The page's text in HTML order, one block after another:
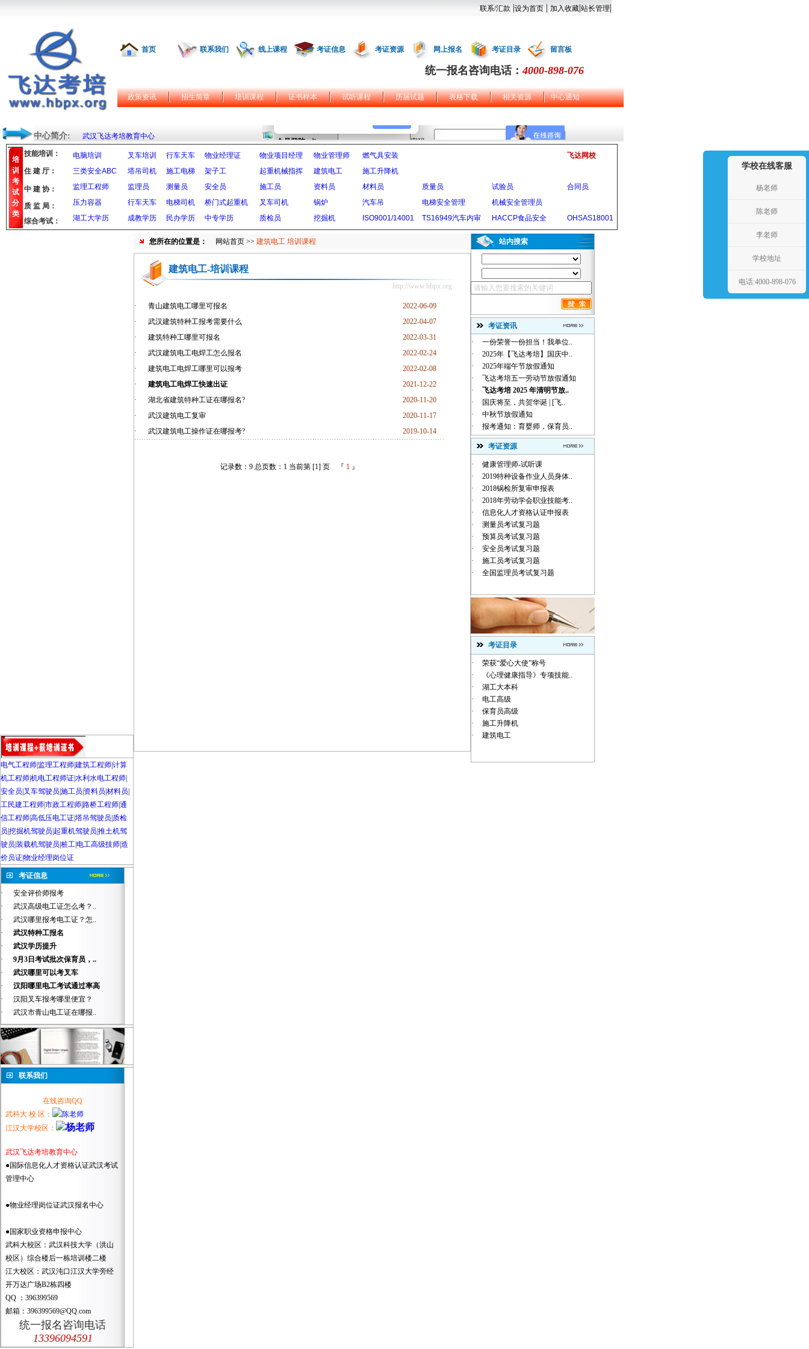
联系/汇款 |设为首页 | 加入收藏|站长管理|
首页 联系我们 线上课程 考证信息 考证资源 网上报名 考证目录 留言板
统一报名咨询电话：4000-898-076
政策资讯 招生简章 培训课程 证书样本 试听课程 历届试题 表格下载 相关资源 中心通知
中心简介: 武汉飞达考培教育中心
培
训
考
试
分
类
技能培训： 电脑培训 叉车培训 行车天车 物业经理证 物业项目经理 物业管理师 燃气具安装
飞达网校
三类安全ABC
塔吊司机 施工电梯 架子工 起重机械指挥 建筑电工
施工升降机
监理工程师
监理员 测量员 安全员 施工员 资料员 材料员 质量员 试验员
合同员
压力容器
行车天车 电梯司机 桥门式起重机 叉车司机 锅炉 汽车吊 电梯安全管理
机械安全管理员
湖工大学历
成教学历 民办学历 中专学历 质检员 挖掘机 ISO9001/14001 TS16949汽车内审 HACCP食品安全 OHSAS18001
住 建 厅：
中 建 协：
质 监 局：
综合考试：
电气工程师 监理工程师建筑工程师计算
机工程师机电工程师证水利水电工程师
安全员 叉车驾驶员 施工员 资料员 材料员
工民建工程师市政工程师路桥工程师通
信工程师高低压电工证塔吊驾驶员 质检
员 挖掘机驾驶员|起重机驾驶员 推土机驾
驶员 装载机驾驶员 桩工电工高级技师造
价员证物业经理岗位证
考证信息
·
安全评价师报考
·
武汉高级电工证怎么考？..
·
武汉哪里报考电工证？怎..
·
武汉特种工报名
·
武汉学历提升
·
9月3日考试批次保育员，..
·
武汉哪里可以考叉车
·
汉阳哪里电工考试通过率高
·
汉阳叉车报考哪里便宜？
·
武汉市青山电工证在哪报..
联系我们
在线咨询QQ
武科大 校 区：
江汉大学校区：
武汉飞达考培教育中心
●国际信息化人才资格认证武汉考试
管理中心
●物业经理岗位证武汉报名中心
●国家职业资格申报中心
武科大校区：武汉科技大学（洪山
校区）综合楼后一栋培训楼二楼
江大校区：武汉沌口江汉大学旁经
开万达广场B2栋四楼
QQ ：396399569
邮箱：396399569@QQ.com
统一报名咨询电话
13396094591
您所在的位置是： 网站首页 >> 建筑电工 培训课程
建筑电工-培训课程
http://www.hbpx.org
· 青山建筑电工哪里可报名
2022-06-09
·
武汉建筑特种工报考需要什么
2022-04-07
·
建筑特种工哪里可报名
2022-03-31
·
武汉建筑电工电焊工怎么报名
2022-02-24
·
建筑电工电焊工哪里可以报考
2022-02-08
·
建筑电工电焊工快速出证
2021-12-22
·
湖北省建筑特种工证在哪报名?
2020-11-20
·
武汉建筑电工复审
2020-11-17
·
武汉建筑电工操作证在哪报考? 2019-10-14
记录数：9 总页数：1 当前第 [1] 页 『 1 』
站内搜索
考证资讯
·
一份荣誉一份担当！我单位..
·
2025年【飞达考培】国庆中..
·
2025年端午节放假通知
·
飞达考培五一劳动节放假通知
·
飞达考培 2025 年清明节放..
·
国庆将至，共贺华诞 | [飞..
·
中秋节放假通知
·
报考通知：育婴师，保育员..
考证资源
·
健康管理师-试听课
·
2019特种设备作业人员身体..
·
2018锅检所复审申报表
·
2018年劳动学会职业技能考..
·
信息化人才资格认证申报表
·
测量员考试复习题
·
预算员考试复习题
·
安全员考试复习题
·
施工员考试复习题
·
全国监理员考试复习题
考证目录
·
荣获“爱心大使”称号
·
《心理健康指导》专项技能..
·
湖工大本科
·
电工高级
·
保育员高级
·
施工升降机
·
建筑电工
学校在线客服
杨老师
陈老师
李老师
学校地址
电话:4000-898-076